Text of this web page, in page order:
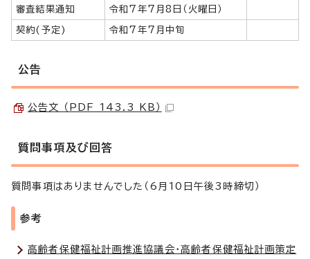
審査結果通知 令和7年7月8日（火曜日）
契約(予定) 令和7年7月中旬
公告
公告文 （PDF 143.3 KB）
質問事項及び回答
質問事項はありませんでした（6月10日午後3時締切）
参考
高齢者保健福祉計画推進協議会・高齢者保健福祉計画策定